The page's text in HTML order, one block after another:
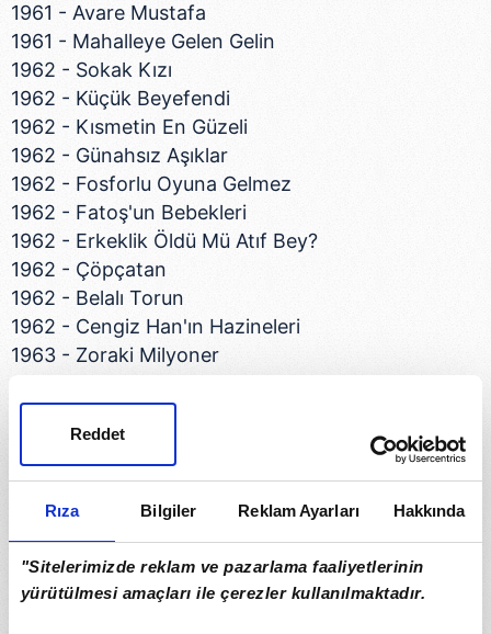
Rıza Bilgiler Reklam Ayarları Hakkında
"Sitelerimizde reklam ve pazarlama faaliyetlerinin
yürütülmesi amaçları ile çerezler kullanılmaktadır.
Reddet
1961 - Avare Mustafa
1961 - Mahalleye Gelen Gelin
1962 - Sokak Kızı
1962 - Küçük Beyefendi
1962 - Kısmetin En Güzeli
1962 - Günahsız Aşıklar
1962 - Fosforlu Oyuna Gelmez
1962 - Fatoş'un Bebekleri
1962 - Erkeklik Öldü Mü Atıf Bey?
1962 - Çöpçatan
1962 - Belalı Torun
1962 - Cengiz Han'ın Hazineleri
1963 - Zoraki Milyoner
1963 - Yavaş Gel Güzelim
1963 - Yaralı Aslan
1963 - Katır Tırnağı
1963 - Bulunmaz Uşak
1963 - Bire On Vardı